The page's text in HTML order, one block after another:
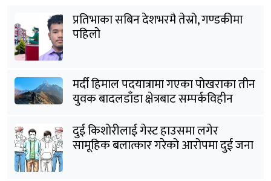
प्रतिभाका सबिन देशभरमै तेस्रो, गण्डकीमा
पहिलो
मर्दी हिमाल पदयात्रामा गएका पोखराका तीन
युवक बादलडाँडा क्षेत्रबाट सम्पर्कविहीन
दुई किशोरीलाई गेस्ट हाउसमा लगेर
सामूहिक बलात्कार गरेको आरोपमा दुई जना
पक्राउ